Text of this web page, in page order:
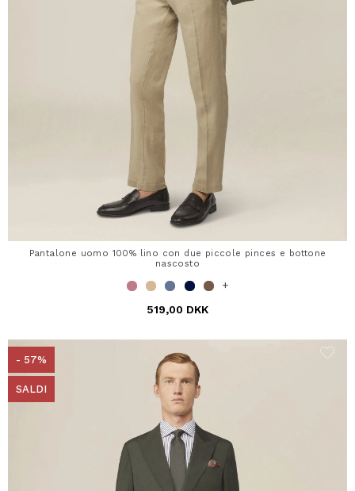
Pantalone uomo 100% lino con due piccole pinces e bottone
nascosto
+
519,00 DKK
- 57%
SALDI